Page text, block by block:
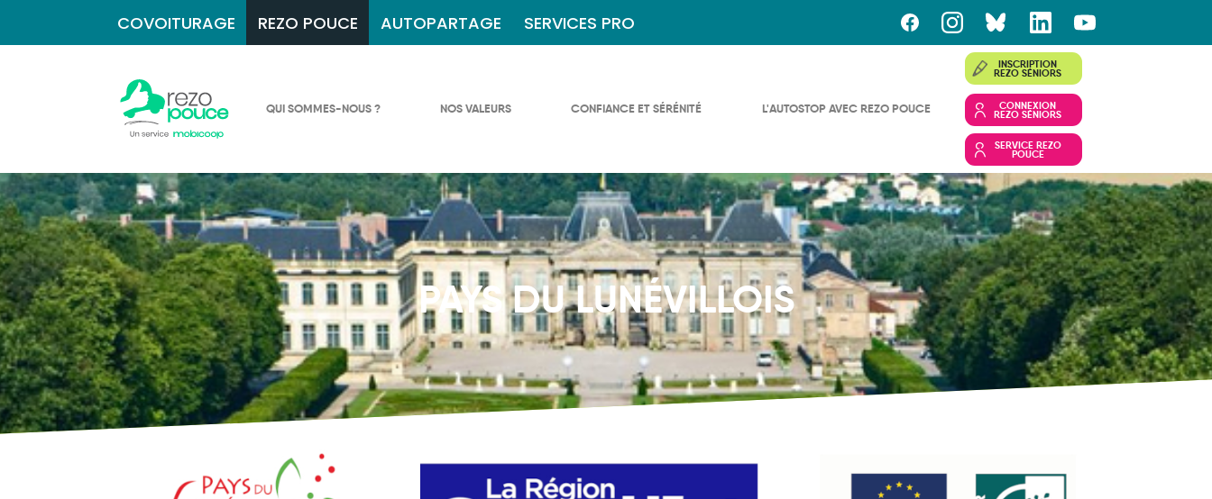
COVOITURAGE REZO POUCE AUTOPARTAGE SERVICES PRO
QUI SOMMES-NOUS ? NOS VALEURS CONFIANCE ET SÉRÉNITÉ L'AUTOSTOP AVEC REZO POUCE
INSCRIPTION
REZO SÉNIORS
CONNEXION
REZO SÉNIORS
SERVICE REZO
POUCE
PAYS DU LUNÉVILLOIS